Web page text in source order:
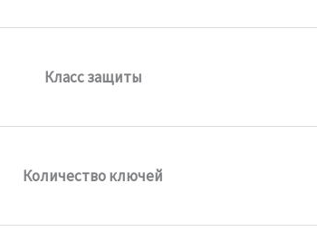
Класс защиты
Количество ключей